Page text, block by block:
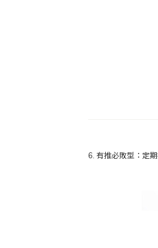
6. 有推必敗型：定